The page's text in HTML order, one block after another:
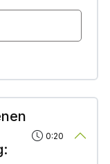
0:20